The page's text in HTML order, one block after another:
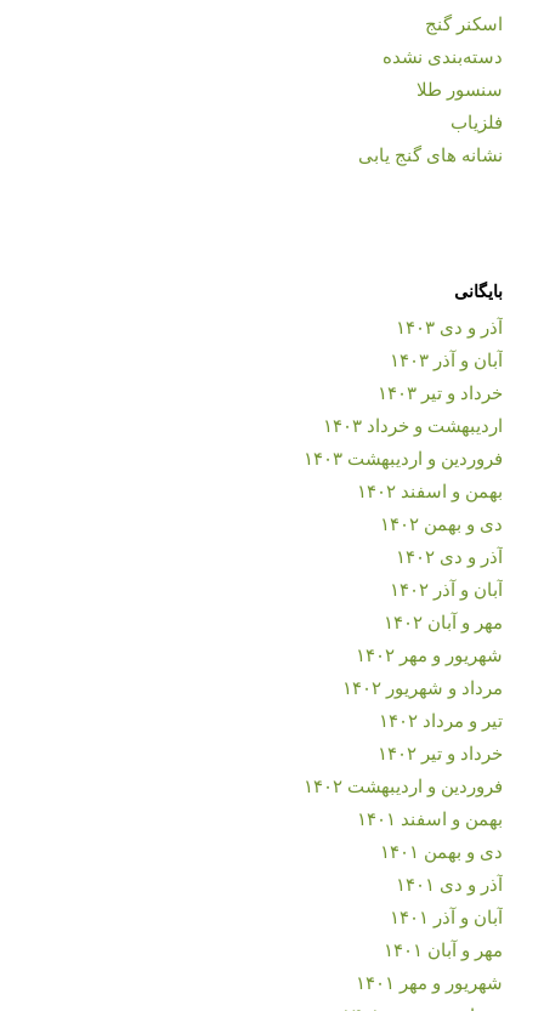
اسکنر گنج
دسته‌بندی نشده
سنسور طلا
فلزیاب
نشانه های گنج یابی
بایگانی
آذر و دی ۱۴۰۳
آبان و آذر ۱۴۰۳
خرداد و تیر ۱۴۰۳
اردیبهشت و خرداد ۱۴۰۳
فروردین و اردیبهشت ۱۴۰۳
بهمن و اسفند ۱۴۰۲
دی و بهمن ۱۴۰۲
آذر و دی ۱۴۰۲
آبان و آذر ۱۴۰۲
مهر و آبان ۱۴۰۲
شهریور و مهر ۱۴۰۲
مرداد و شهریور ۱۴۰۲
تیر و مرداد ۱۴۰۲
خرداد و تیر ۱۴۰۲
فروردین و اردیبهشت ۱۴۰۲
بهمن و اسفند ۱۴۰۱
دی و بهمن ۱۴۰۱
آذر و دی ۱۴۰۱
آبان و آذر ۱۴۰۱
مهر و آبان ۱۴۰۱
شهریور و مهر ۱۴۰۱